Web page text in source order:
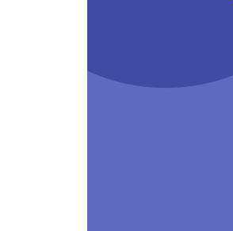
05 종이 1장으로 20킬로그
06 업무 진행 상황을 한눈
07 목표에 들어가서 살면 결
08 SNS에 적기만 해도 이